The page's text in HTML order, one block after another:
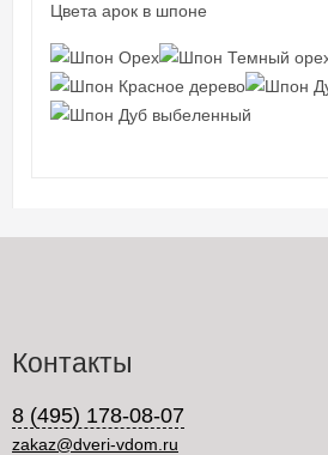
Цвета арок в шпоне
Контакты
8 (495) 178-08-07
zakaz@dveri-vdom.ru